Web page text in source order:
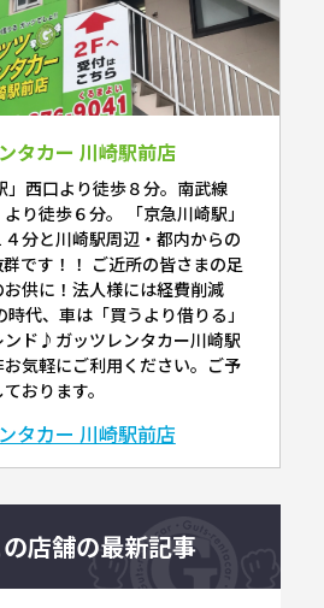
タカー 川崎駅前店
」西口より徒歩８分。南武線
より徒歩６分。 「京急川崎駅」
分と川崎駅周辺・都内からの
です！！ ご近所の皆さまの足
供に！法人様には経費削減
時代、車は「買うより借りる」
ンド♪ガッツレンタカー川崎駅
気軽にご利用ください。ご予
おります。
タカー 川崎駅前店
の店舗の最新記事